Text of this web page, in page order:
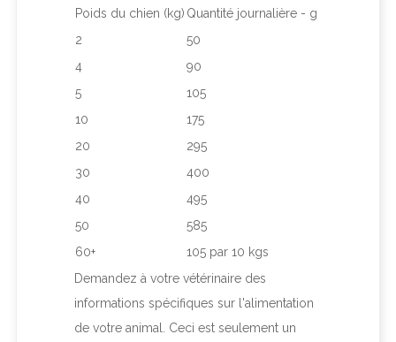
Poids du chien (kg) Quantité journalière - g
2
50
4
90
5
105
10
175
20
295
30
400
40
495
50
585
60+
105 par 10 kgs
Demandez à votre vétérinaire des
informations spécifiques sur l'alimentation
de votre animal. Ceci est seulement un